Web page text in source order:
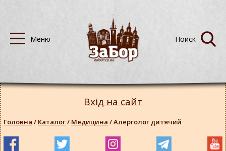
Вхід на сайт
Головна / Каталог/ Медицина /Алерголог дитячий